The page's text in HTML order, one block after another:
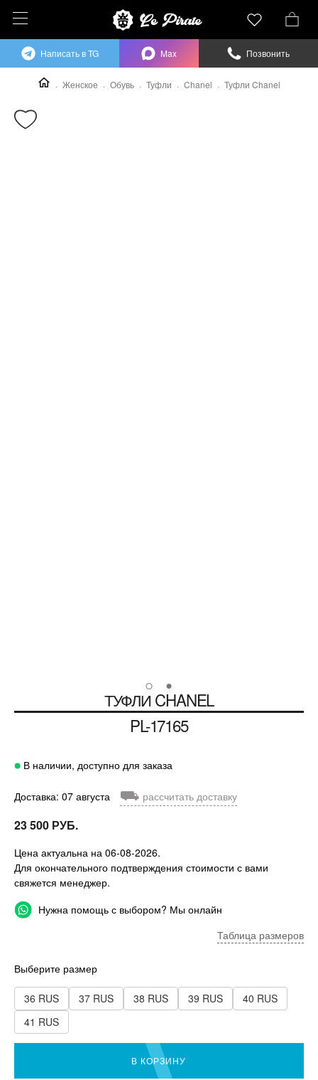
Женское Обувь Туфли Chanel Туфли Chanel
ТУФЛИ CHANEL
PL-17165
В наличии, доступно для заказа
Доставка: 07 августа ⛟ рассчитать доставку
23 500 РУБ.
Цена актуальна на 06-08-2026.
Для окончательного подтверждения стоимости с вами
свяжется менеджер.
Нужна помощь с выбором? Мы онлайн
Таблица размеров
Выберите размер
36 RUS 37 RUS 38 RUS 39 RUS
40 RUS
41 RUS
В КОРЗИНУ
Написать в TG Max Позвонить